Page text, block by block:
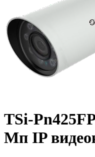
TSi-
Мп IP